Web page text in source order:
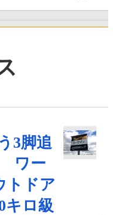
3脚追
ワー
トドア
ロ級